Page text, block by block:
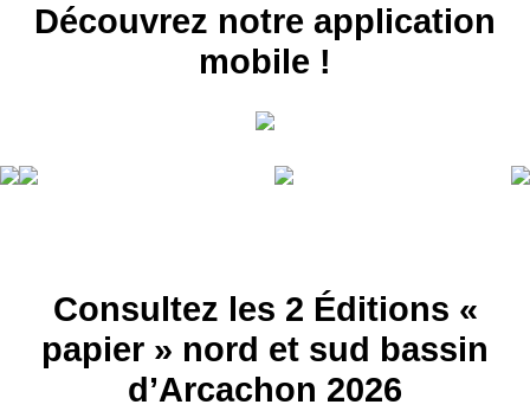
Découvrez notre application
mobile !
Consultez les 2 Éditions «
papier » nord et sud bassin
d’Arcachon 2026